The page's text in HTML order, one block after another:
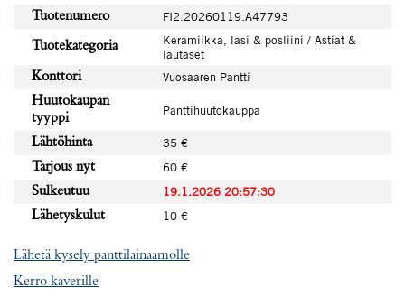
Tuotenumero FI2.20260119.A47793
Tuotekategoria
Keramiikka, lasi & posliini / Astiat &
lautaset
Konttori
Vuosaaren Pantti
Huutokaupan
tyyppi
Panttihuutokauppa
Lähtöhinta
35 €
Tarjous nyt
60 €
Sulkeutuu
19.1.2026 20:57:30
Lähetyskulut
10 €
Lähetä kysely panttilainaamolle
Kerro kaverille